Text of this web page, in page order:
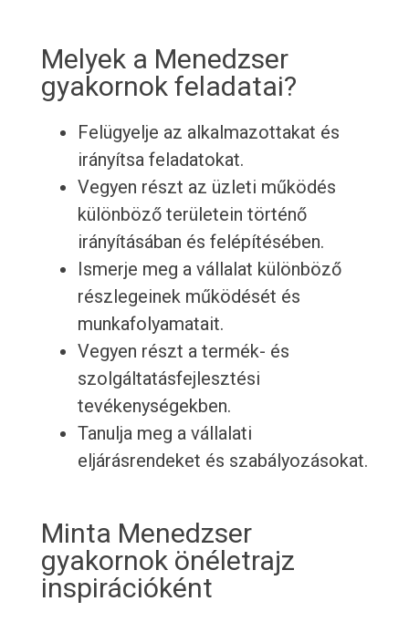
Melyek a Menedzser
gyakornok feladatai?
Felügyelje az alkalmazottakat és
irányítsa feladatokat.
Vegyen részt az üzleti működés
különböző területein történő
irányításában és felépítésében.
Ismerje meg a vállalat különböző
részlegeinek működését és
munkafolyamatait.
Vegyen részt a termék- és
szolgáltatásfejlesztési
tevékenységekben.
Tanulja meg a vállalati
eljárásrendeket és szabályozásokat.
Minta Menedzser
gyakornok önéletrajz
inspirációként